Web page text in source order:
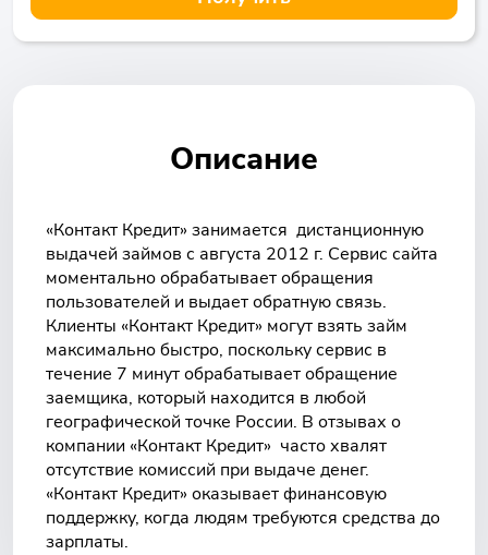
Описание
«Контакт Кредит» занимается дистанционную
выдачей займов с августа 2012 г. Сервис сайта
моментально обрабатывает обращения
пользователей и выдает обратную связь.
Клиенты «Контакт Кредит» могут взять займ
максимально быстро, поскольку сервис в
течение 7 минут обрабатывает обращение
заемщика, который находится в любой
географической точке России. В отзывах о
компании «Контакт Кредит» часто хвалят
отсутствие комиссий при выдаче денег.
«Контакт Кредит» оказывает финансовую
поддержку, когда людям требуются средства до
зарплаты.